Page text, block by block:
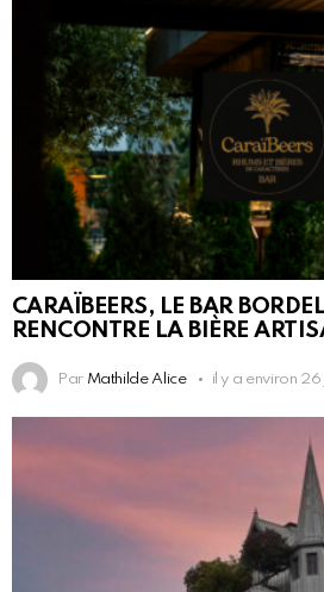
CARAÏBEERS, LE BAR
RENCONTRE LA BIÈRE
Par Mathilde Alice il y a environ 26